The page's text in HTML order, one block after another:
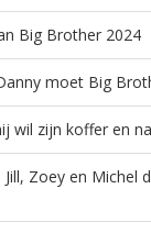
Big Brother 2024
moet Big
wil zijn koffer en
Zoey en Michel